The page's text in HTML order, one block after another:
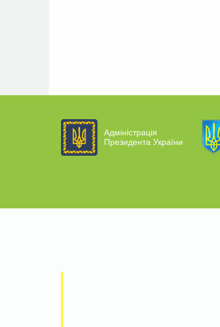
Адміністрація
Президента України